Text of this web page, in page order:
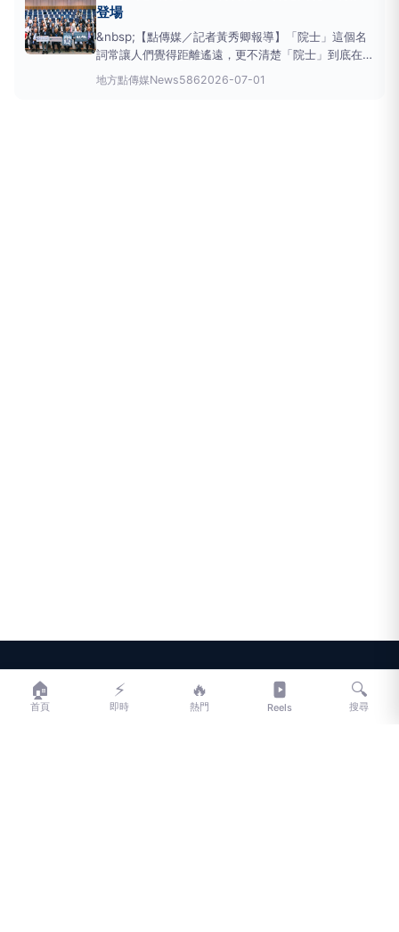
登場
&nbsp;【點傳媒／記者黃秀卿報導】「院士」這個名
詞常讓人們覺得距離遙遠，更不清楚「院士」到底在做
什麼，其實他們的
由國立自然科學博物館主辦的《看見典範：臺灣科研創
地方點傳媒News5862026-07-01
LIFE
LIFE 生活網是台灣領先的生活資訊平台，提供即時新聞、生活、健康、
🏠
首頁
⚡
即時
🔥
熱門 Reels
🔍
搜尋